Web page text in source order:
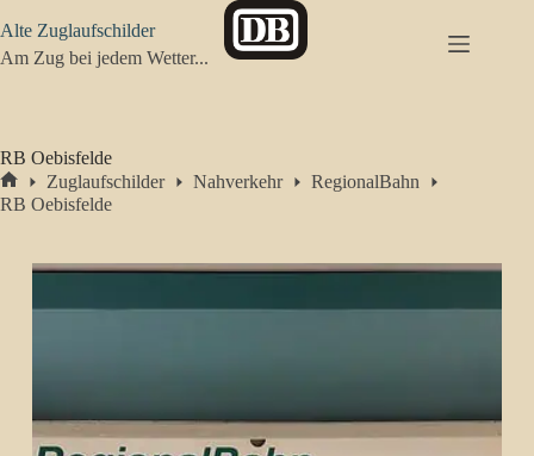
Inhalt
springen
Alte Zuglaufschilder
Am Zug bei jedem Wetter...
RB Oebisfelde
Start
Zuglaufschilder Nahverkehr
RegionalBahn
RB Oebisfelde